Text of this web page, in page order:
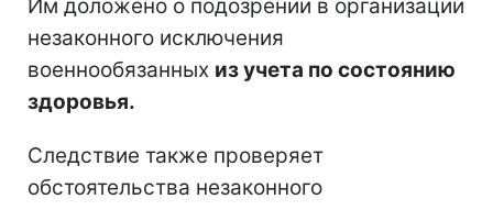
Им доложено о подозрении в организации
незаконного исключения
военнообязанных из учета по состоянию
здоровья.
Следствие также проверяет
обстоятельства незаконного